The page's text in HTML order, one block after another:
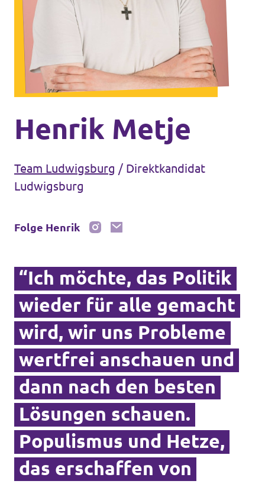
Unsere Events
Mache bei uns mit!
Deine Spende für Volt!
Transparenz
Datenschutz
Impressum
Henrik Metje
Team Ludwigsburg / Direktkandidat
Ludwigsburg
Folge Henrik
“Ich möchte, das Politik
wieder für alle gemacht
wird, wir uns Probleme
wertfrei anschauen und
dann nach den besten
Lösungen schauen.
Populismus und Hetze,
das erschaffen von